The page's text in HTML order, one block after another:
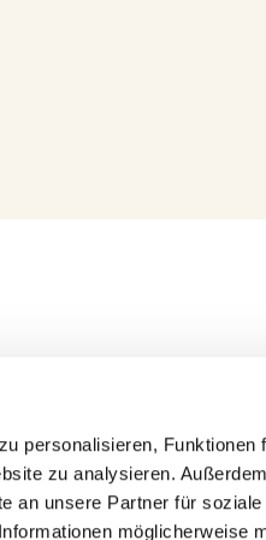
personalisieren, Funktionen
zu analysieren.
an unsere Partner für
möglicherweise